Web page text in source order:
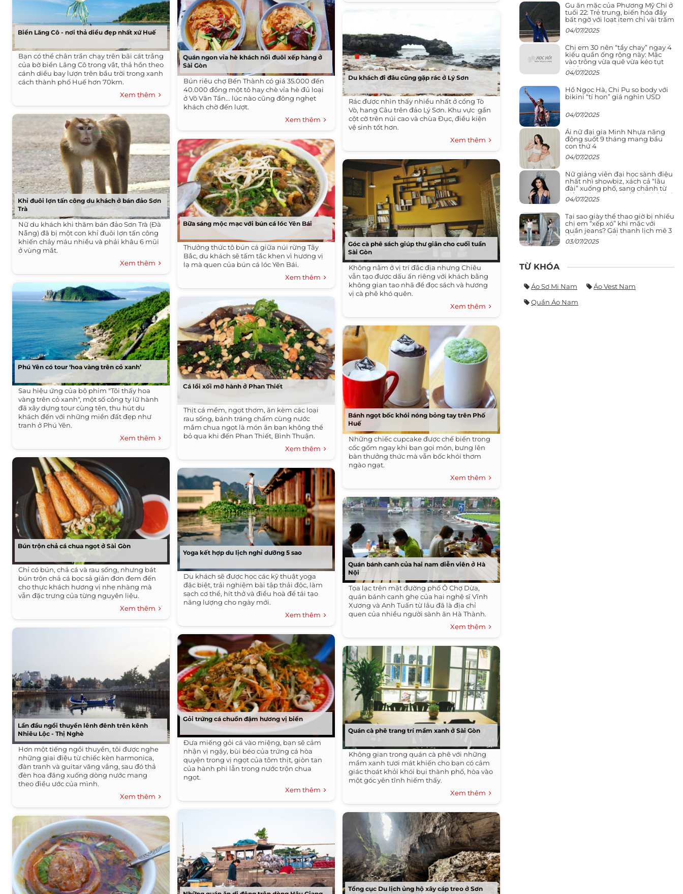
Biển Lăng Cô - nơi thả diều đẹp nhất xứ Huế
Bạn có thể chân trần chạy trên bãi cát trắng
của bờ biển Lăng Cô trong vắt, thả hồn theo
cánh diều bay lượn trên bầu trời trong xanh
cách thành phố Huế hơn 70km.
Xem thêm
Khỉ đuôi lợn tấn công du khách ở bán đảo Sơn
Trà
Nữ du khách khi thăm bán đảo Sơn Trà (Đà
Nẵng) đã bị một con khỉ đuôi lợn tấn công
khiến chảy máu nhiều và phải khâu 6 mũi
ở vùng mắt.
Xem thêm
Phú Yên có tour ‘hoa vàng trên cỏ xanh’
Sau hiệu ứng của bộ phim "Tôi thấy hoa
vàng trên cỏ xanh", một số công ty lữ hành
đã xây dựng tour cùng tên, thu hút du
khách đến với những miền đất đẹp như
tranh ở Phú Yên.
Xem thêm
Bún trộn chả cá chua ngọt ở Sài Gòn
Chỉ có bún, chả cá và rau sống, nhưng bát
bún trộn chả cá bọc sả giản đơn đem đến
cho thực khách hương vị nhẹ nhàng mà
vẫn đặc trưng của từng nguyên liệu.
Xem thêm
Lần đầu ngồi thuyền lênh đênh trên kênh
Nhiêu Lộc - Thị Nghè
Hơn một tiếng ngồi thuyền, tôi được nghe
những giai điệu từ chiếc kèn harmonica,
đàn tranh và guitar văng vẳng, sau đó thả
đèn hoa đăng xuống dòng nước mang
theo điều ước của mình.
Xem thêm
Quán ngon vỉa hè khách nối đuôi xếp hàng ở
Sài Gòn
Bún riêu chợ Bến Thành có giá 35.000 đến
40.000 đồng một tô hay chè vỉa hè đủ loại
ở Võ Văn Tần... lúc nào cũng đông nghẹt
khách chờ đến lượt.
Xem thêm
Bữa sáng mộc mạc với bún cá lóc Yên Bái
Thưởng thức tô bún cá giữa núi rừng Tây
Bắc, du khách sẽ tấm tắc khen vì hương vị
lạ mà quen của bún cá lóc Yên Bái.
Xem thêm
Cá lồi xối mỡ hành ở Phan Thiết
Thịt cá mềm, ngọt thơm, ăn kèm các loại
rau sống, bánh tráng chấm cùng nước
mắm chua ngọt là món ăn bạn không thể
bỏ qua khi đến Phan Thiết, Bình Thuận.
Xem thêm
Yoga kết hợp du lịch nghỉ dưỡng 5 sao
Du khách sẽ được học các kỹ thuật yoga
đặc biệt, trải nghiệm bài tập thải độc, làm
sạch cơ thể, hít thở và điều hoà để tái tạo
năng lượng cho ngày mới.
Xem thêm
Gỏi trứng cá chuồn đậm hương vị biển
Đưa miếng gỏi cá vào miệng, bạn sẽ cảm
nhận vị ngậy, bùi béo của trứng cá hòa
quyện trong vị ngọt của tôm thịt, giòn tan
của hành phi lẫn trong nước trộn chua
ngọt.
Xem thêm
Du khách đi đâu cũng gặp rác ở Lý Sơn
Rác được nhìn thấy nhiều nhất ở cổng Tò
Vò, hang Câu trên đảo Lý Sơn. Khu vực gần
cột cờ trên núi cao và chùa Đục, điều kiện
vệ sinh tốt hơn.
Xem thêm
Góc cà phê sách giúp thư giãn cho cuối tuần
Sài Gòn
Không nằm ở vị trí đắc địa nhưng Chiêu
vẫn tạo được dấu ấn riêng với khách bằng
không gian tao nhã để đọc sách và hương
vị cà phê khó quên.
Xem thêm
Bánh ngọt bốc khói nóng bỏng tay trên Phố
Huế
Những chiếc cupcake được chế biến trong
cốc gốm ngay khi bạn gọi món, bưng lên
bàn thưởng thức mà vẫn bốc khói thơm
ngào ngạt.
Xem thêm
Quán bánh canh của hai nam diễn viên ở Hà
Nội
Tọa lạc trên mặt đường phố Ô Chợ Dừa,
quán bánh canh ghẹ của hai nghệ sĩ Vĩnh
Xương và Anh Tuấn từ lâu đã là địa chỉ
quen của nhiều người sành ăn Hà Thành.
Xem thêm
Quán cà phê trang trí mầm xanh ở Sài Gòn
Không gian trong quán cà phê với những
mầm xanh tươi mát khiến cho bạn có cảm
giác thoát khỏi khói bụi thành phố, hòa vào
một góc yên tĩnh hiếm thấy.
Xem thêm
Tổng cục Du lịch ủng hộ xây cáp treo ở Sơn
Gu ăn mặc của Phương Mỹ Chi ở
tuổi 22: Trẻ trung, biến hóa đầy
bất ngờ với loạt item chỉ vài trăm
nghìn đã mua được
04/07/2025
Chị em 30 nên “tẩy chay” ngay 4
kiểu quần ống rộng này: Mặc
vào trông vừa quê vừa kéo tụt
chiều cao
04/07/2025
Hồ Ngọc Hà, Chi Pu so body với
bikini “tí hon” giá nghìn USD
04/07/2025
Ái nữ đại gia Minh Nhựa năng
động suốt 9 tháng mang bầu
con thứ 4
04/07/2025
Nữ giảng viên đại học sành điệu
nhất nhì showbiz, xách cả “lâu
đài” xuống phố, sang chảnh từ
giảng đường ra phố khó ai đọ lại
04/07/2025
Tại sao giày thể thao giờ bị nhiều
chị em “xếp xó” khi mặc với
quần jeans? Gái thanh lịch mê 3
kiểu này hơn hẳn
03/07/2025
TỪ KHÓA
Áo Sơ Mi Nam
Áo Vest Nam
Quần Áo Nam